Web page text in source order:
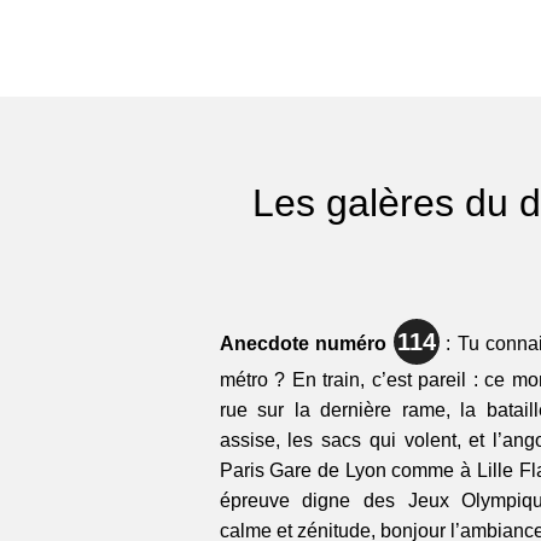
Les galères du
Anecdote numéro 114: Tu
métro ? En train, c’est pareil : ce
rue sur la dernière rame, la
assise, les sacs qui volent, et
Paris Gare de Lyon comme à Lille
épreuve digne des Jeux
calme et zénitude, bonjour